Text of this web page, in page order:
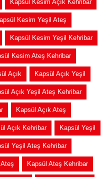
Kapsül Kesim Açık Kehribar
Kesim Yeşil Ateş
Kapsül Kesim Yeşil Kehribar
Kesim Ateş Kehribar
Açık Kapsül Açık Yeşil
Açık Yeşil Ateş Kehribar
Kapsül Açık Ateş
Açık Kehribar Kapsül Yeşil
Yeşil Ateş Kehribar
Kapsül Ateş Kehribar